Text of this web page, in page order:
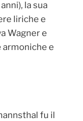
la sua
liriche e
Wagner e
e
fu il